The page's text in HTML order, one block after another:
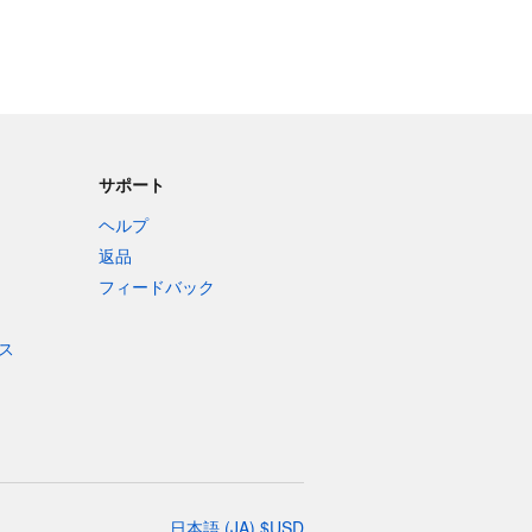
サポート
ヘルプ
返品
フィードバック